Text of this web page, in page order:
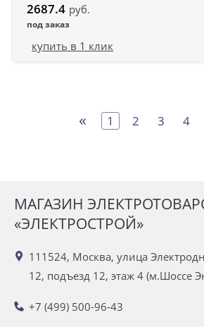
2687.4 руб.
под заказ
купить в 1 клик
« 1 2 3 4
МАГАЗИН
«ЭЛЕКТРОСТРОЙ»
111524, Москва, улица
12, подъезд 12, этаж 4 (м.Шоссе
+7 (499) 500-96-43